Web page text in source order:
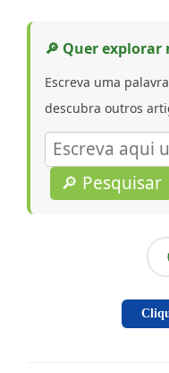
🔎 Quer explorar
Escreva uma
descubra outros
🔎 Pesquisar